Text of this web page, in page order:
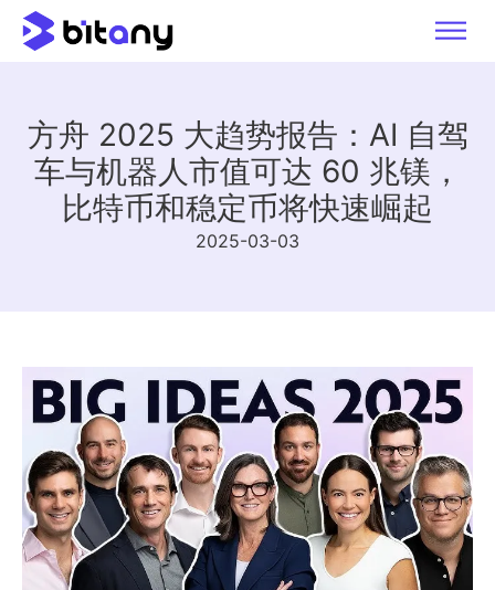
方舟 2025 大趋势报告：AI 自驾
车与机器人市值可达 60 兆镁，
比特币和稳定币将快速崛起
2025-03-03